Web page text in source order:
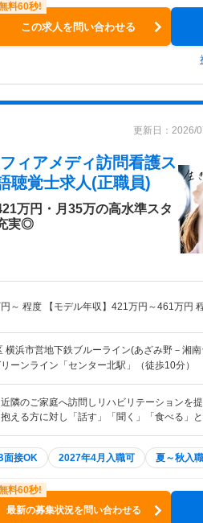
この求人を問い合わせる
更新日：2026/
ィアメディ訪問看護ス
聴覚士求人(正職員)
万円・月35万の高水準スタ
実◎
～ 程度 【モデル年収】 421万円～461万円
横浜市営地下鉄ブルーライン(あざみ野－湘
ーンライン「センター北駅」（徒歩10分）
隣のご家庭へ訪問しリハビリテーションを
える方に対し「話す」「聞く」「食べる」
面接OK 2027年4月入職可 夏～秋入
最新の募集状況を問い合わせる